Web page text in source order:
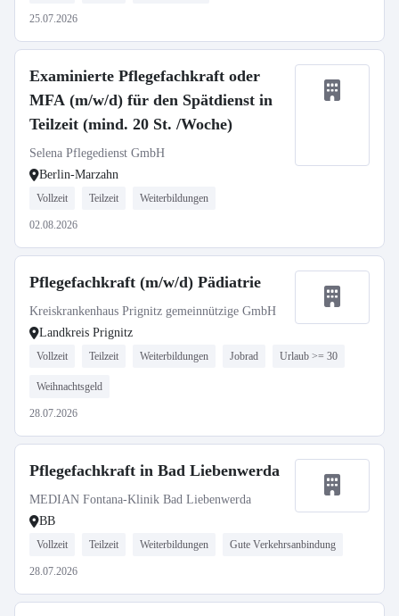
25.07.2026
Examinierte Pflegefachkraft oder
MFA (m/w/d) für den Spätdienst in
Teilzeit (mind. 20 St. /Woche)
Selena Pflegedienst GmbH
Berlin-Marzahn
Vollzeit Teilzeit Weiterbildungen
02.08.2026
Pflegefachkraft (m/w/d) Pädiatrie
Kreiskrankenhaus Prignitz gemeinnützige GmbH
Landkreis Prignitz
Vollzeit Teilzeit Weiterbildungen Jobrad Urlaub >= 30
Weihnachtsgeld
28.07.2026
Pflegefachkraft in Bad Liebenwerda
MEDIAN Fontana-Klinik Bad Liebenwerda
BB
Vollzeit Teilzeit Weiterbildungen Gute Verkehrsanbindung
28.07.2026